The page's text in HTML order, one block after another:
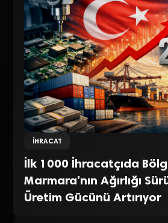
İHRACAT
İlk 1000 İhracatçıda
Marmara’nın Ağırlığı
Üretim Gücünü Artırıyor